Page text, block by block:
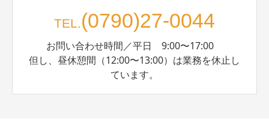
TEL.(0790)27-0044
お問い合わせ時間／平日 9:00〜17:00
但し、昼休憩間（12:00〜13:00）は業務を休止し
ています。